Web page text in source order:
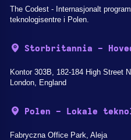
The Codest - Internasjonalt
teknologisentre i Polen.
Storbritannia -
Kontor 303B, 182-184 High Street
London, England
Polen - Lokale
Fabryczna Office Park, Aleja